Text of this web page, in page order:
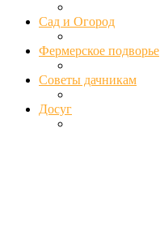
Сад и Огород
Фермерское подворье
Советы дачникам
Досуг